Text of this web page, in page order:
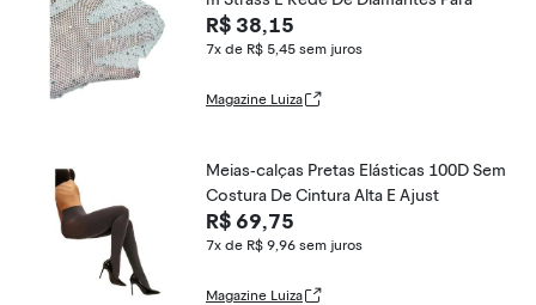
R$ 38,15
7x de R$ 5,45 sem juros
Magazine Luiza
Meias-calças Pretas Elásticas 100D Sem
Costura De Cintura Alta E Ajust
R$ 69,75
7x de R$ 9,96 sem juros
Magazine Luiza